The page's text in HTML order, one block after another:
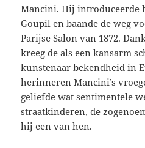
Mancini. Hij introduceerde
Goupil en baande de weg
Parijse Salon van 1872.
kreeg de als een kansarm
kunstenaar bekendheid in
herinneren Mancini’s
geliefde wat sentimentele
straatkinderen, de
hij een van hen.